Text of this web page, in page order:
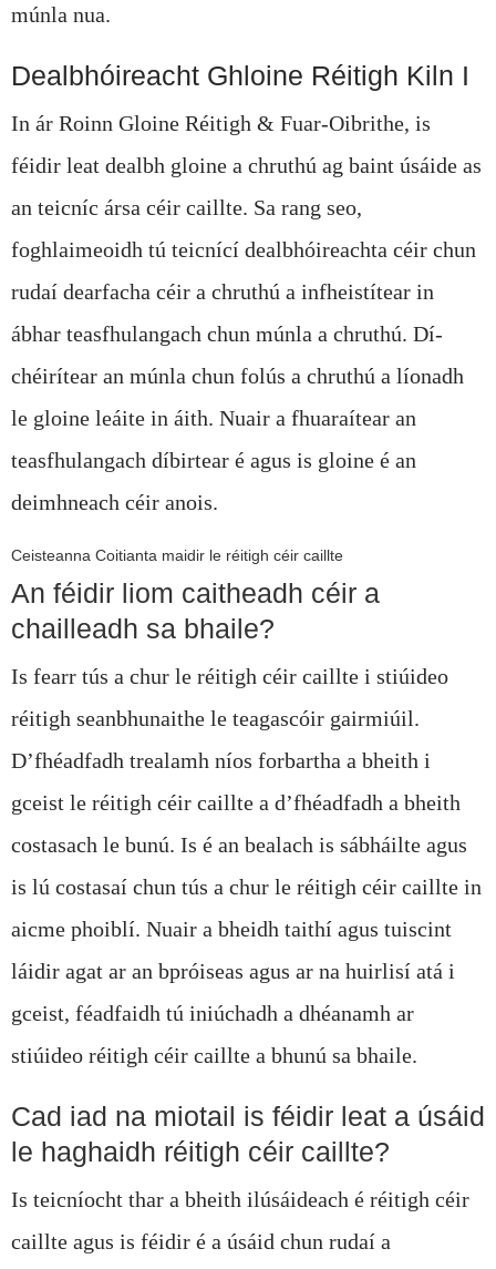
múnla nua.
Dealbhóireacht Ghloine Réitigh Kiln I
In ár Roinn Gloine Réitigh & Fuar-Oibrithe, is
féidir leat dealbh gloine a chruthú ag baint úsáide as
an teicníc ársa céir caillte. Sa rang seo,
foghlaimeoidh tú teicnící dealbhóireachta céir chun
rudaí dearfacha céir a chruthú a infheistítear in
ábhar teasfhulangach chun múnla a chruthú. Dí-
chéirítear an múnla chun folús a chruthú a líonadh
le gloine leáite in áith. Nuair a fhuaraítear an
teasfhulangach díbirtear é agus is gloine é an
deimhneach céir anois.
Ceisteanna Coitianta maidir le réitigh céir caillte
An féidir liom caitheadh ​​​​céir a
chailleadh sa bhaile?
Is fearr tús a chur le réitigh céir caillte i stiúideo
réitigh seanbhunaithe le teagascóir gairmiúil.
D’fhéadfadh trealamh níos forbartha a bheith i
gceist le réitigh céir caillte a d’fhéadfadh a bheith
costasach le bunú. Is é an bealach is sábháilte agus
is lú costasaí chun tús a chur le réitigh céir caillte in
aicme phoiblí. Nuair a bheidh taithí agus tuiscint
láidir agat ar an bpróiseas agus ar na huirlisí atá i
gceist, féadfaidh tú iniúchadh a dhéanamh ar
stiúideo réitigh céir caillte a bhunú sa bhaile.
Cad iad na miotail is féidir leat a úsáid
le haghaidh réitigh céir caillte?
Is teicníocht thar a bheith ilúsáideach é réitigh céir
caillte agus is féidir é a úsáid chun rudaí a